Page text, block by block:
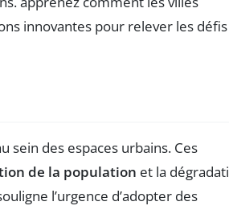
des espaces urbains. Ces
de la population et la
l’urgence d’adopter des